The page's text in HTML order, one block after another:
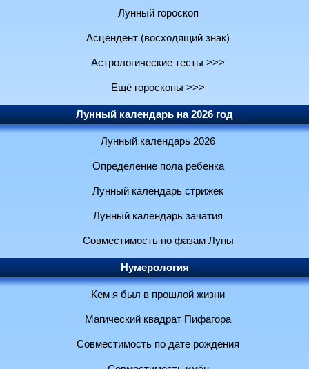
Лунный гороскоп
Асцендент (восходящий знак)
Астрологические тесты >>>
Ещё гороскопы >>>
Лунный календарь на 2026 год
Лунный календарь 2026
Определение пола ребенка
Лунный календарь стрижек
Лунный календарь зачатия
Совместимость по фазам Луны
Нумерология
Кем я был в прошлой жизни
Магический квадрат Пифагора
Совместимость по дате рождения